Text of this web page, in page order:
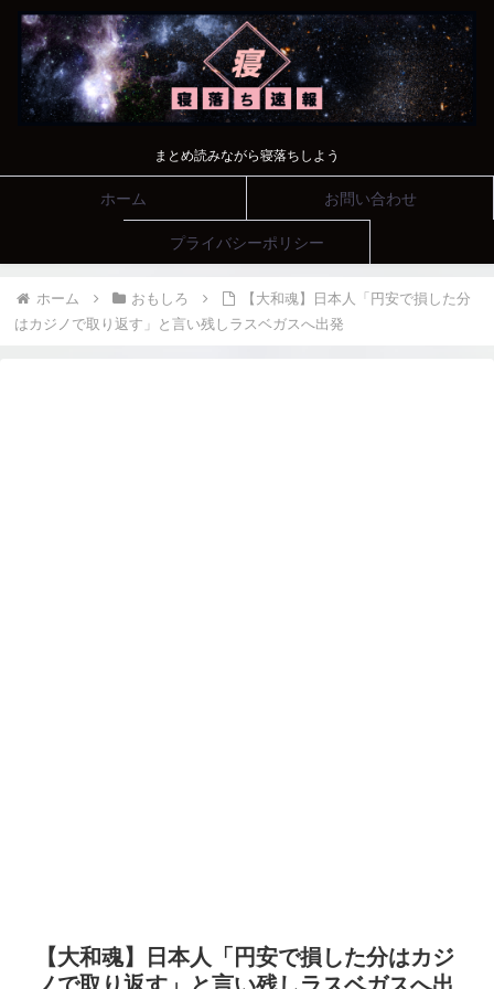
まとめ読みながら寝落ちしよう
ホーム お問い合わせ
プライバシーポリシー
ホーム おもしろ
【大和魂】日本人「円安で損した分
はカジノで取り返す」と言い残しラスベガスへ出発
【大和魂】日本人「円安で損した分はカジ